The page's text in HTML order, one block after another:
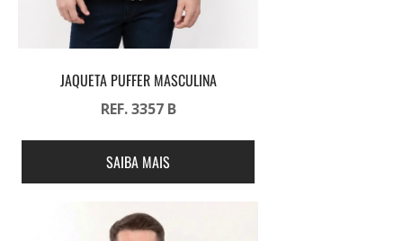
JAQUETA PUFFER MASCULINA
REF. 3357 B
SAIBA MAIS